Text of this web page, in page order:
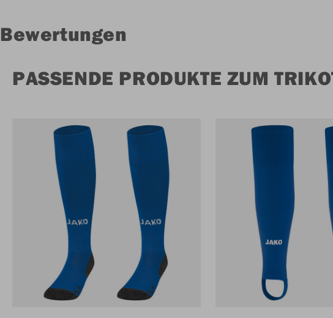
Bewertungen
PASSENDE PRODUKTE ZUM